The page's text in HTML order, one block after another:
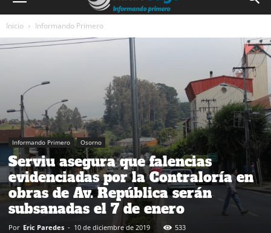
Inicio Informando Primero
Informando Primero Osorno
Serviu asegura que falencias
evidenciadas por la Contraloría en
obras de Av. República serán
subsanadas el 7 de enero
Por Eric Paredes - 10 de diciembre de 2019 533